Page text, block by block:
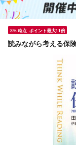
8/6 時点_ポイント最大11倍
読みながら考える保